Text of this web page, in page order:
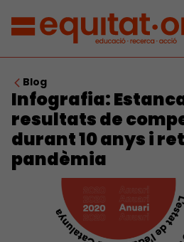
Blog
Infografia:
resultats de
durant 10 anys i
pandèmia